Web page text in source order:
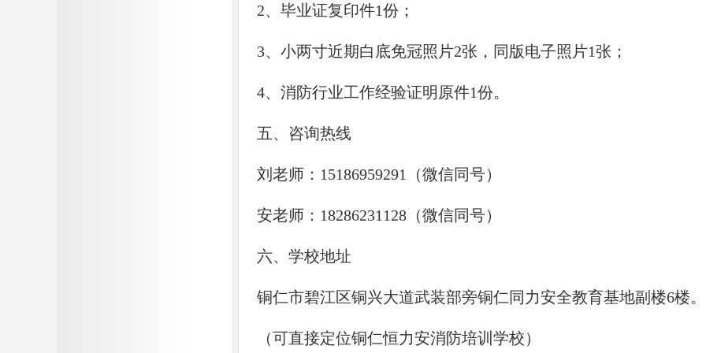
2、毕业证复印件1份；
3、小两寸近期白底免冠照片2张，同版电子照片1张；
4、消防行业工作经验证明原件1份。
五、咨询热线
刘老师：15186959291（微信同号）
安老师：18286231128（微信同号）
六、学校地址
铜仁市碧江区铜兴大道武装部旁铜仁同力安全教育基地副楼6楼。
（可直接定位铜仁恒力安消防培训学校）